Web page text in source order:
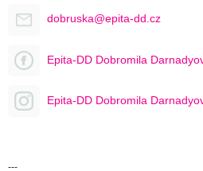
dobruska@epita-dd.cz
Epita-DD Dobromila
Epita-DD Dobromila
---